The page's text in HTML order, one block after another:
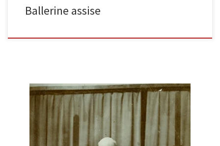
Ballerine assise